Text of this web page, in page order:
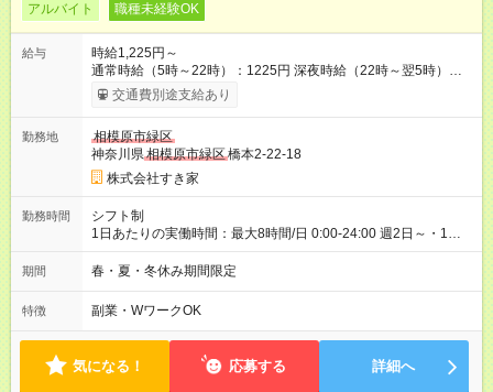
アルバイト 職種未経験OK
給与
時給1,225円～
通常時給（5時～22時）：1225円 深夜時給（22時～翌5時）：
1532円 高校生時給：1225円 【特別手当】早朝手当（5：00-9：
00）時給+150円 【試用期間】試用期間あり 試用期間の長さ：1
30日（※条件変更なし）ですが、切り上げで一ヶ月とさせてい
ただきます。 研修制度あり：15時間(研修中も同時給）
交通費別途支給あり
勤務地
相模原市緑区
神奈川県相模原市緑区橋本2-22-18
株式会社すき家
勤務時間
シフト制
1日あたりの実働時間：最大8時間/日 0:00-24:00 週2日～・1日
2h～OK ＜シフト例＞ 〇朝帯 5:00-9:00 〇昼帯 9:00-14:00 〇午
後帯 14:00-18:00 〇夜帯 18:00-22:00 〇深夜帯 22:00-翌5:00 基
ます♪
期間 春・夏・冬休み期間限定
特徴 副業・WワークOK
気になる！ 応募する 詳細へ